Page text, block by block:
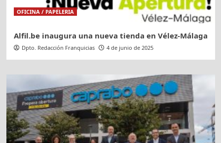
OFICINA / PAPELERIA
Alfil.be inaugura una nueva tienda en Vélez-Málaga
Dpto. Redacción Franquicias 4 de junio de 2025